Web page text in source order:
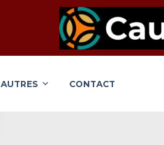
AUTRES CONTACT